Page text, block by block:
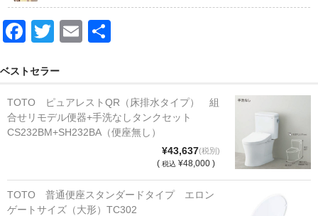
F
c
e
b
k
T
tt
er
E
ベストセラー
TOTO ピュアレストQR（床排水タイプ） 組
合せリモデル便器+手洗なしタンクセット
CS232BM+SH232BA（便座無し）
¥43,637(税別)
( 税込 ¥48,000 )
TOTO 普通便座スタンダードタイプ エロン
ゲートサイズ（大形）TC302